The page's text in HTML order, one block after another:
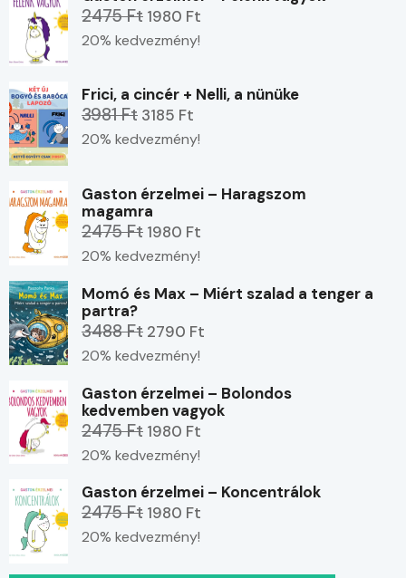
2475 Ft 1980 Ft
20% kedvezmény!
Frici, a cincér + Nelli, a nünüke
3981 Ft 3185 Ft
20% kedvezmény!
Gaston érzelmei – Haragszom
magamra
2475 Ft 1980 Ft
20% kedvezmény!
Momó és Max – Miért szalad a tenger a
partra?
3488 Ft 2790 Ft
20% kedvezmény!
Gaston érzelmei – Bolondos
kedvemben vagyok
2475 Ft 1980 Ft
20% kedvezmény!
Gaston érzelmei – Koncentrálok
2475 Ft 1980 Ft
20% kedvezmény!